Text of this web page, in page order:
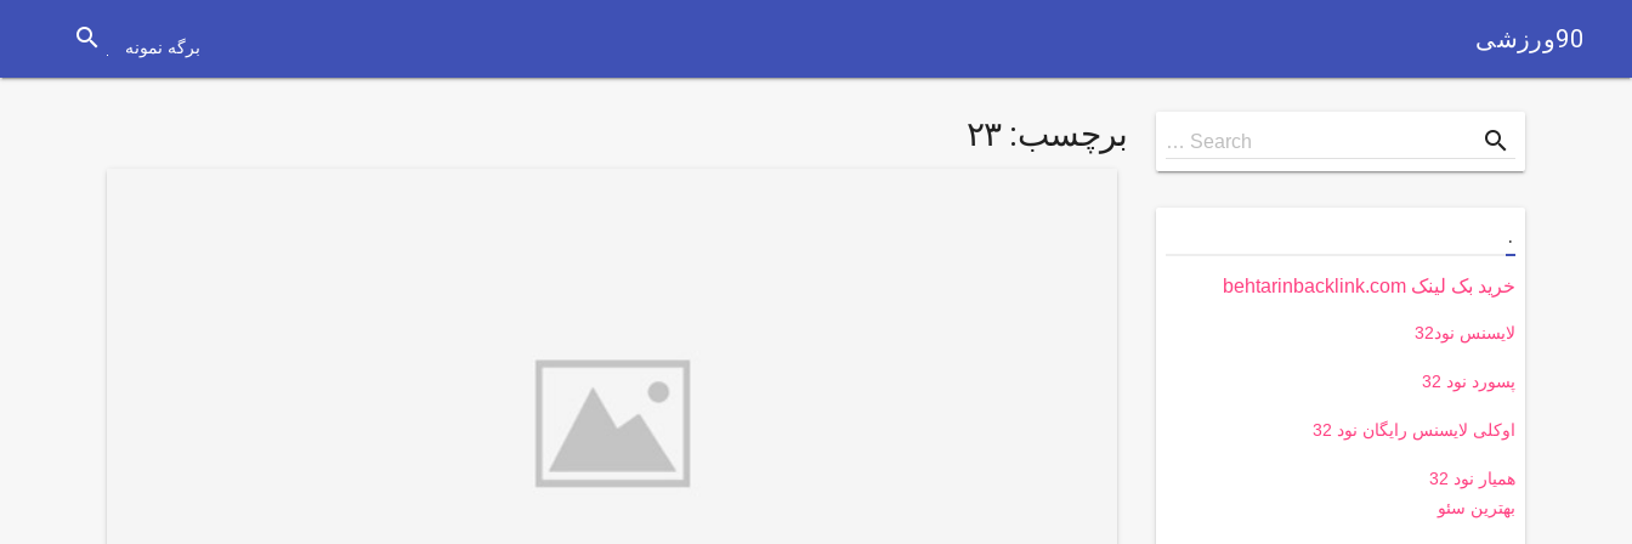
90ورزشی برگه نمونه search
برچسب:۲۳
Search
for
Search … search
.
خرید بک لینک behtarinbacklink.com
لایسنس نود32
پسورد نود 32
اوکلی لایسنس رایگان نود 32
همیار نود 32
بهترین سئو